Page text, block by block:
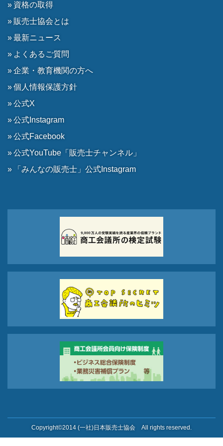
資格の取得
販売士協会とは
最新ニュース
よくあるご質問
企業・教育機関の方へ
個人情報保護方針
公式X
公式Instagram
公式Facebook
公式YouTube「販売士チャンネル」
「みんなの販売士」公式Instagram
Copyright©2014 (一社)日本販売士協会 All rights reserved.